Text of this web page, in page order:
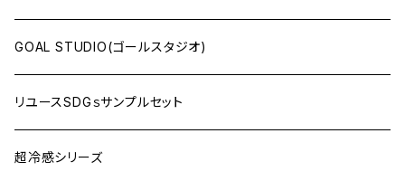
GOAL STUDIO(ゴールスタジオ)
リユースSDGｓサンプルセット
超冷感シリーズ